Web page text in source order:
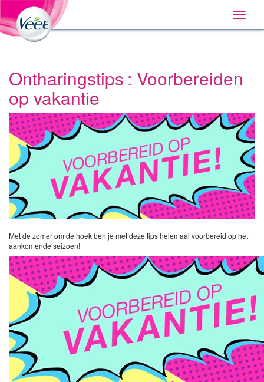
to:
Primary
Navigation,
Search
Huis
Navigation
Toggle
Ontharingstips : Voorbereiden
op vakantie
Met de zomer om de hoek ben je met deze tips helemaal voorbereid op het
aankomende seizoen!